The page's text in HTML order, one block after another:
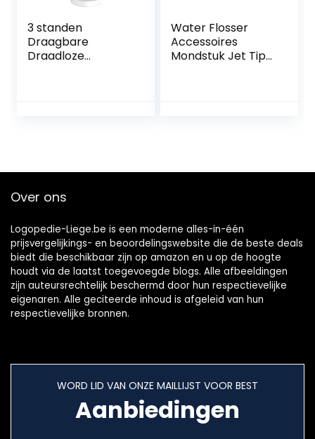
3 standen
Draagbare
Draadloze
Floss(Color:白色)
Water Flosser
Accessoires
Mondstuk Jet Tips
Over ons
Logopedie-Liege.be is een moderne alles-in-één
prijsvergelijkings- en beoordelingswebsite die de beste deals
biedt die beschikbaar zijn op amazon en u op de hoogte
houdt via de laatst toegevoegde blogs. Alle afbeeldingen
zijn auteursrechtelijk beschermd door hun respectievelijke
eigenaren. Alle geciteerde inhoud is afgeleid van hun
respectievelijke bronnen.
WORD LID VAN ONZE MAILLIJST VOOR BEST
Aanbiedingen